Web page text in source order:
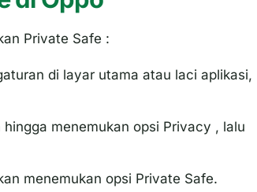
Private Safe :
di layar utama atau laci aplikasi,
hingga menemukan opsi Privacy , lalu
menemukan opsi Private Safe.